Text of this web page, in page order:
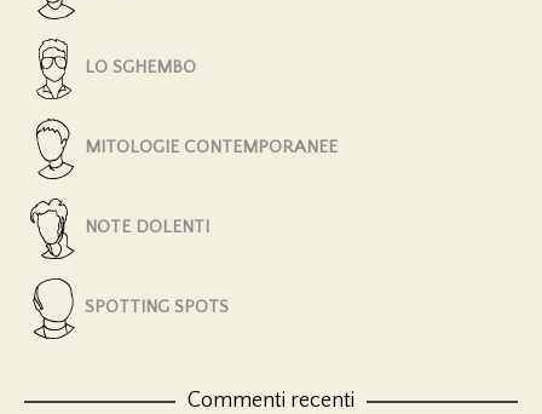
LO SGHEMBO
MITOLOGIE CONTEMPORANEE
NOTE DOLENTI
SPOTTING SPOTS
Commenti recenti